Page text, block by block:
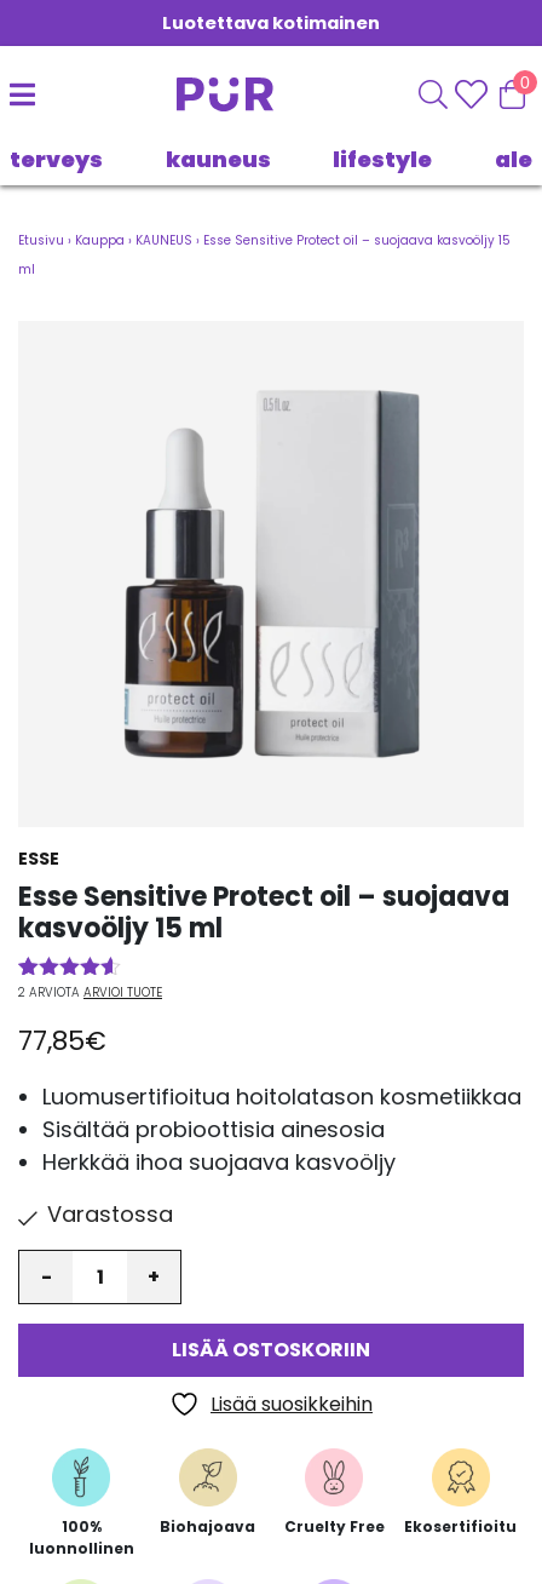
Luotettava kotimainen
0
terveys kauneus lifestyle ale
Etusivu › Kauppa › KAUNEUS › Esse Sensitive Protect oil – suojaava kasvoöljy 15
ml
ESSE
Esse Sensitive Protect oil – suojaava
kasvoöljy 15 ml
Arvio4.50
perustuen
2
asiakkaan
2 ARVIOTA ARVIOI TUOTE
77,85€
Luomusertifioitua hoitolatason kosmetiikkaa
Sisältää probioottisia ainesosia
Herkkää ihoa suojaava kasvoöljy
Varastossa
LISÄÄ OSTOSKORIIN
Lisää suosikkeihin
100%
luonnollinen
Biohajoava Cruelty Free Ekosertifioitu